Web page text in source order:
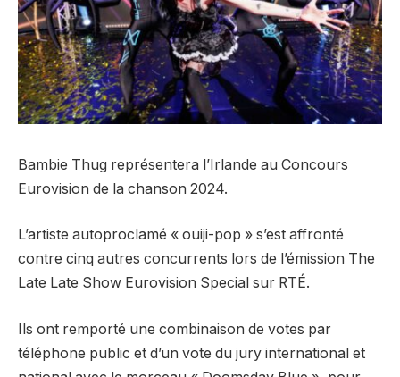
Bambie Thug représentera l’Irlande au Concours
Eurovision de la chanson 2024.
L’artiste autoproclamé « ouiji-pop » s’est affronté
contre cinq autres concurrents lors de l’émission The
Late Late Show Eurovision Special sur RTÉ.
Ils ont remporté une combinaison de votes par
téléphone public et d’un vote du jury international et